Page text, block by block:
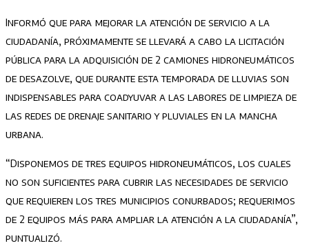
Informó que para mejorar la atención de servicio a la
ciudadanía, próximamente se llevará a cabo la licitación
pública para la adquisición de 2 camiones hidroneumáticos
de desazolve, que durante esta temporada de lluvias son
indispensables para coadyuvar a las labores de limpieza de
las redes de drenaje sanitario y pluviales en la mancha
urbana.
“Disponemos de tres equipos hidroneumáticos, los cuales
no son suficientes para cubrir las necesidades de servicio
que requieren los tres municipios conurbados; requerimos
de 2 equipos más para ampliar la atención a la ciudadanía”,
puntualizó.